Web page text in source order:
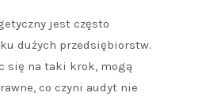
jest często
dużych przedsiębiorstw.
się na taki krok, mogą
co czyni audyt nie